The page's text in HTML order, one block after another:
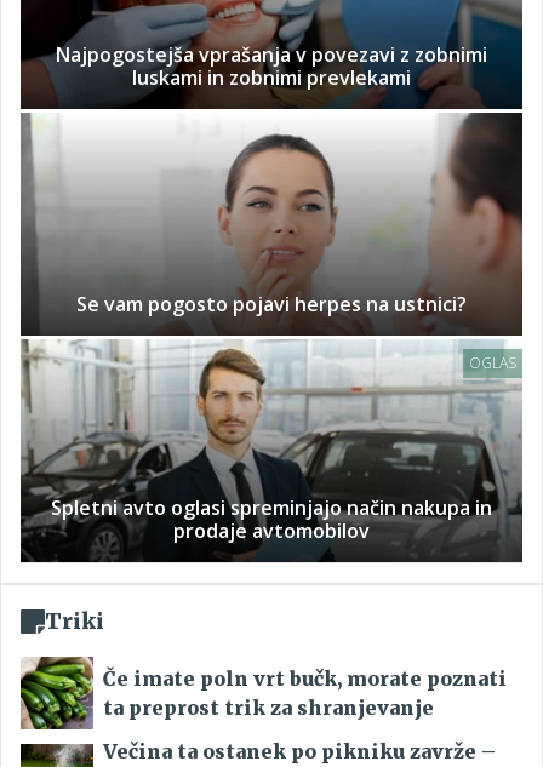
Najpogostejša vprašanja v povezavi z zobnimi
luskami in zobnimi prevlekami
Se vam pogosto pojavi herpes na ustnici?
OGLAS
Spletni avto oglasi spreminjajo način nakupa in
prodaje avtomobilov
Triki
Če imate poln vrt bučk, morate poznati
ta preprost trik za shranjevanje
Večina ta ostanek po pikniku zavrže –